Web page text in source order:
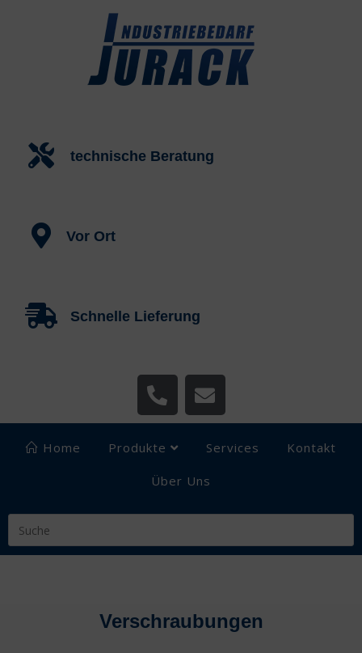
technische Beratung
Vor Ort
Schnelle Lieferung
Home Produkte Services Kontakt
Über Uns
Verschraubungen